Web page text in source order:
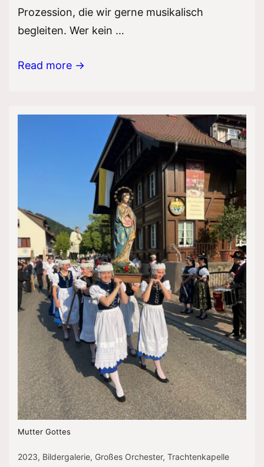
Prozession, die wir gerne musikalisch
begleiten. Wer kein …
Fronleichnam
Read more →
Mutter Gottes
2023, Bildergalerie, Großes Orchester, Trachtenkapelle